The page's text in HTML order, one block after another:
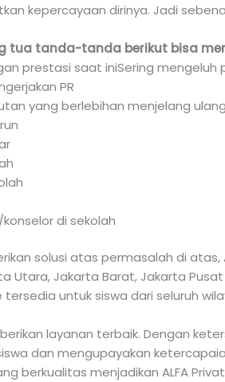
kepercayaan dirinya. Jadi
tua tanda-tanda berikut bisa
prestasi saat iniSering
PR
yang berlebihan menjelang
di sekolah
solusi atas permasalah di
Utara, Jakarta Barat, Jakarta
tersedia untuk siswa dari seluruh
layanan terbaik. Dengan
dan mengupayakan
berkualitas menjadikan ALFA